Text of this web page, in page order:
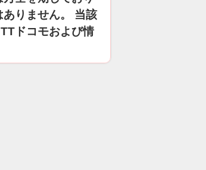
りません。 当該
ドコモおよび情